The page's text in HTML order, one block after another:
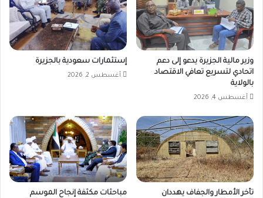
وزير مالية الجزيرة يدعو إلى دعم
اتحادي لتسريع تعافي الاقتصاد
بالولاية
أغسطس 4, 2026
إستثمارات سعودية بالجزيرة
أغسطس 2, 2026
تأخر الأمطار والجفاف يهددان
مباحثات مكثفة إنجاح الموسم